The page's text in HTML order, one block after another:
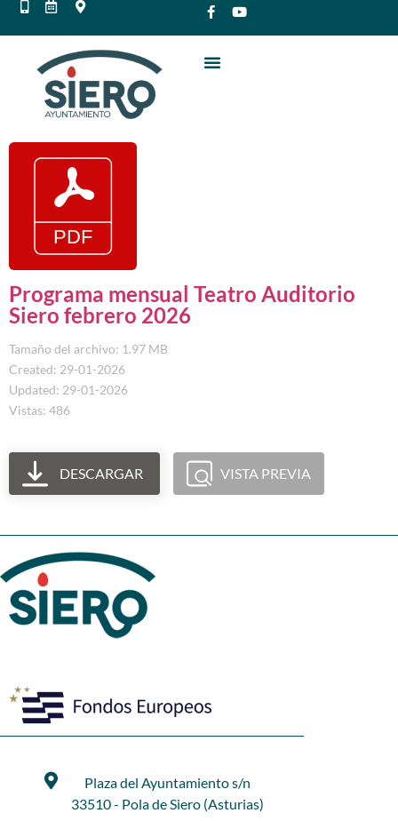
Programa mensual Teatro Auditorio
Siero febrero 2026
Tamaño del archivo: 1.97 MB
Created: 29-01-2026
Updated: 29-01-2026
Vistas: 486
DESCARGAR VISTA PREVIA
Plaza del Ayuntamiento s/n
33510 - Pola de Siero (Asturias)